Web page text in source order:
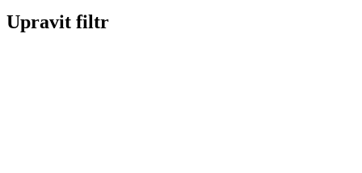
Upravit filtr